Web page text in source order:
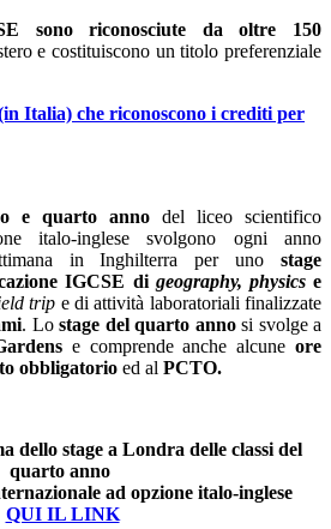
sono riconosciute da oltre 150
e costituiscono un titolo preferenziale
Italia) che riconoscono i crediti per
e quarto anno del liceo scientifico
italo-inglese svolgono ogni anno
in Inghilterra per uno stage
IGCSE di geography, physicse
trip e di attività laboratoriali finalizzate
. Lostage del quarto annosi svolge a
e comprende anche alcuneore
obbligatorio ed al PCTO.
dello stage a Londra delle classi del
quarto anno
ad opzione italo-inglese
QUI IL LINK